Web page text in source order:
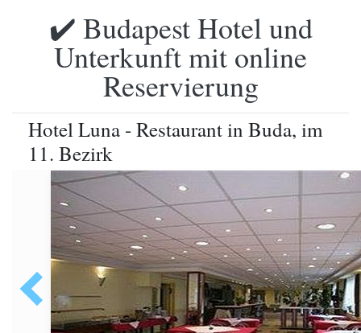
✔️ Budapest Hotel und
Unterkunft mit online
Reservierung
Hotel Luna - Restaurant in Buda, im
11. Bezirk